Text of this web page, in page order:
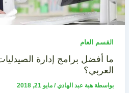
القسم العام
ما أفضل برامج إدارة
العربي؟
بواسطة هبة عبد الهادي/ مايو 21, 2018